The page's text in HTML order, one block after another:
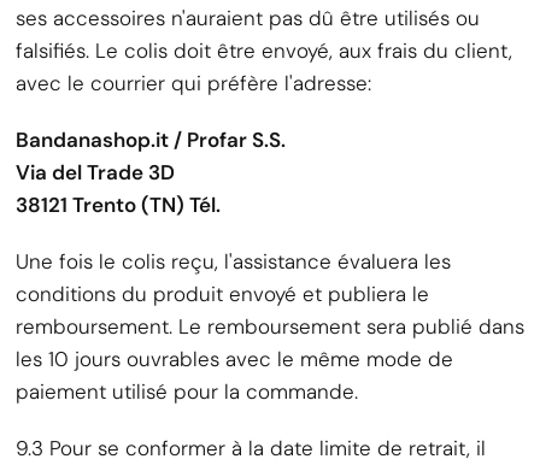
ses accessoires n'auraient pas dû être utilisés ou
falsifiés. Le colis doit être envoyé, aux frais du client,
avec le courrier qui préfère l'adresse:
Bandanashop.it / Profar S.S.
Via del Trade 3D
38121 Trento (TN) Tél.
Une fois le colis reçu, l'assistance évaluera les
conditions du produit envoyé et publiera le
remboursement. Le remboursement sera publié dans
les 10 jours ouvrables avec le même mode de
paiement utilisé pour la commande.
9.3 Pour se conformer à la date limite de retrait, il